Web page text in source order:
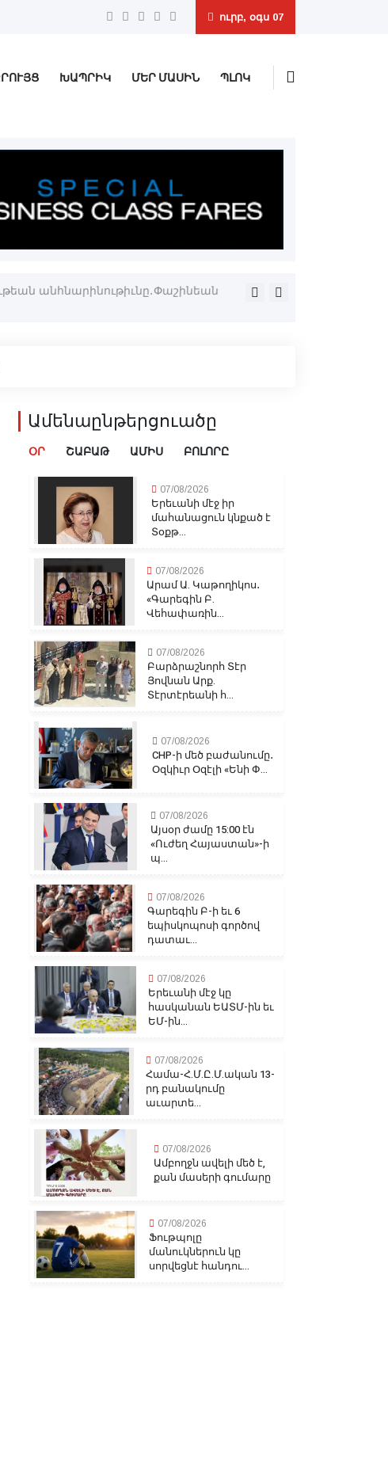
ուրբ, օգս 07
ԽԱՊՐԻԿ ՄԵՐ ՄԱՍԻՆ
ՊԼՈԿ
անհնարինութիւնը․Փաշինեան
Այսօր ժամը 15:00 էն
Ամենաընթերցուածը
ՕՐ ՇԱԲԱԹ ԱՄԻՍ ԲՈԼՈՐԸ
07/08/2026
Երեւանի մէջ իր
մահանացուն կնքած է
Տօքթ...
07/08/2026
Արամ Ա. Կաթողիկոս․
«Գարեգին Բ.
Վեհափառին...
07/08/2026
Բարձրաշնորհ Տէր
Յովնան Արք.
Տէրտէրեանի հ...
07/08/2026
CHP-ի մեծ բաժանումը․
Օզկիւր Օզէլի «Ենի Փ...
07/08/2026
Այսօր ժամը 15:00 էն
«Ուժեղ Հայաստան»-ի
պ...
07/08/2026
Գարեգին Բ-ի եւ 6
եպիսկոպոսի գործով
դատաւ...
07/08/2026
Երեւանի մէջ կը
հասկանան ԵԱՏՄ-ին եւ
ԵՄ-ին...
07/08/2026
Համա-Հ.Մ.Ը.Մ.ական 13-
րդ բանակումը
աւարտե...
07/08/2026
Ամբողջն ավելի մեծ է,
քան մասերի գումարը
07/08/2026
Ֆութպոլը
մանուկներուն կը
սորվեցնէ հանդու...